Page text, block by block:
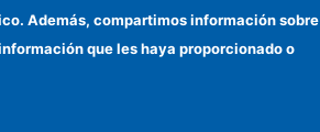
Location
Además, compartimos información sobre
que les haya proporcionado o